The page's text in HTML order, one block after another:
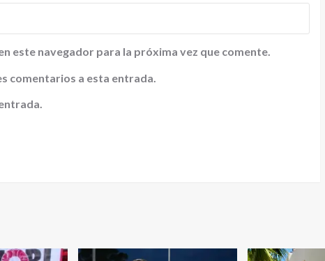
este navegador para la próxima vez que comente.
comentarios a esta entrada.